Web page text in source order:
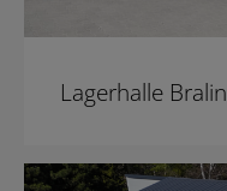
Lagerhalle Bralin